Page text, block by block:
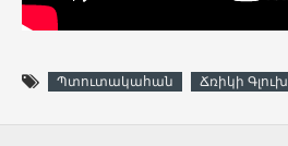
Պտուտակահան Ճռիկի